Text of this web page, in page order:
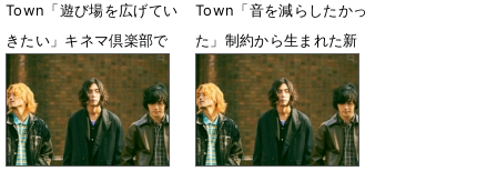
Town「遊び場を広げてい
きたい」キネマ倶楽部で
見せた２年間の集大成
1月25日 20時00分
Town「音を減らしたかっ
た」制約から生まれた新
たな音
11月27日 12時00分